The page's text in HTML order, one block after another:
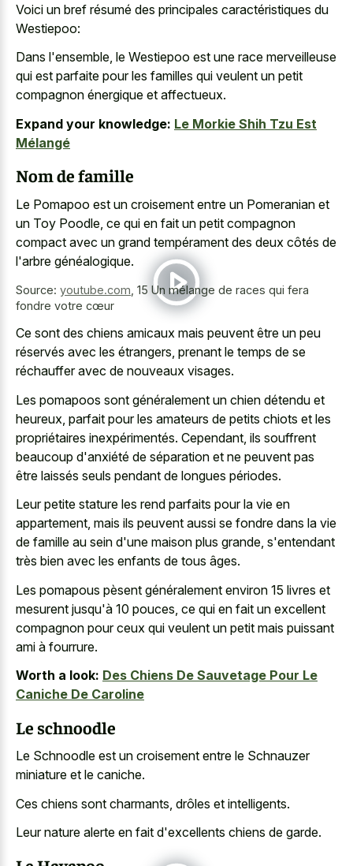
Voici un bref résumé des principales caractéristiques du
Westiepoo:
Dans l'ensemble, le Westiepoo est une race merveilleuse
qui est parfaite pour les familles qui veulent un petit
compagnon énergique et affectueux.
Expand your knowledge: Le Morkie Shih Tzu Est
Mélangé
Nom de famille
Le Pomapoo est un croisement entre un Pomeranian et
un Toy Poodle, ce qui en fait un petit compagnon
compact avec un grand tempérament des deux côtés de
l'arbre généalogique.
Source: youtube.com 15 Un mélange de races qui fera
fondre votre cœur
Ce sont des chiens amicaux mais peuvent être un peu
réservés avec les étrangers, prenant le temps de se
réchauffer avec de nouveaux visages.
Les pomapoos sont généralement un chien détendu et
heureux, parfait pour les amateurs de petits chiots et les
propriétaires inexpérimentés. Cependant, ils souffrent
beaucoup d'anxiété de séparation et ne peuvent pas
être laissés seuls pendant de longues périodes.
Leurpetite stature les rend parfaits pour la vie en
appartement, mais ils peuvent aussi se fondre dans la vie
de famille au sein d'une maison plus grande, s'entendant
très bien avec les enfants de tous âges.
Les pomapous pèsent généralement environ 15 livres et
mesurent jusqu'à 10 pouces, ce qui en fait un excellent
compagnon pour ceux qui veulent un petit mais puissant
ami à fourrure.
Worth a look: Des Chiens De Sauvetage Pour Le
Caniche De Caroline
Le schnoodle
Le Schnoodle est un croisement entre le Schnauzer
miniature et le caniche.
Ces chiens sont charmants, drôles et intelligents.
Leur nature alerte en fait d'excellents chiens de garde.